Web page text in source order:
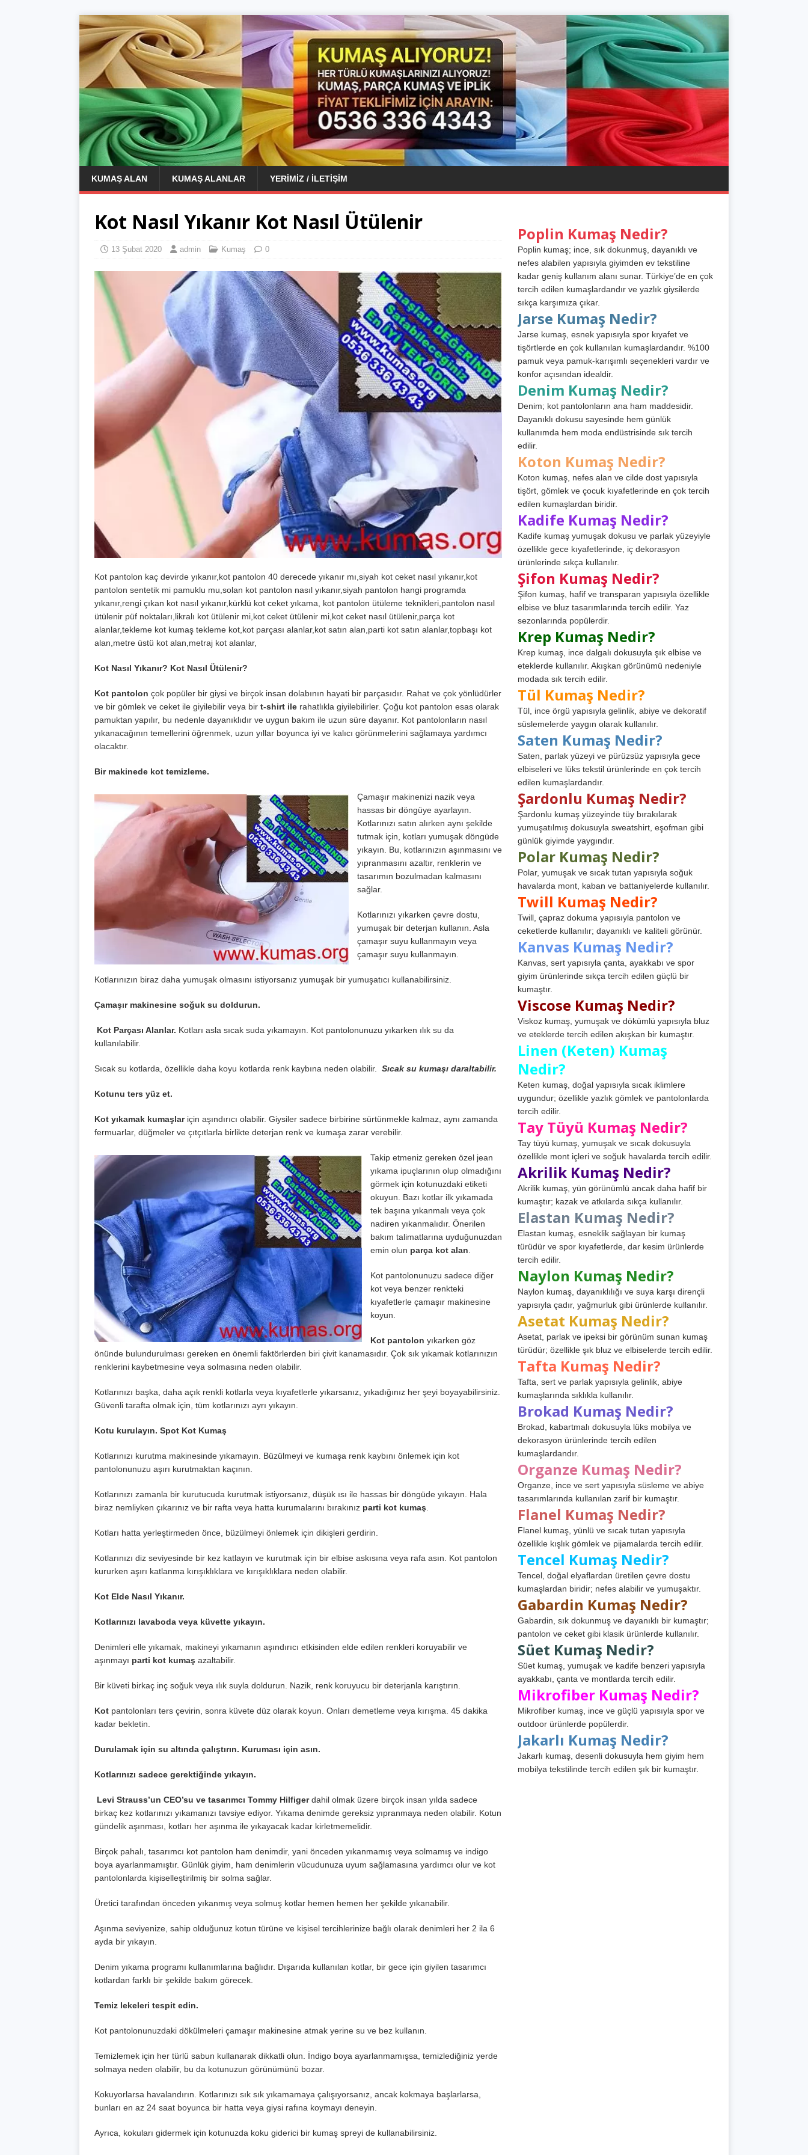
KUMAŞ ALAN KUMAŞ ALANLAR YERIMIZ / İLETIŞIM
Kot Nasıl Yıkanır Kot Nasıl Ütülenir
13 Şubat 2020 admin Kumaş 0
Kot pantolon kaç devirde yıkanır,kot pantolon 40 derecede yıkanır mı,siyah kot ceket nasıl yıkanır,kot
pantolon sentetik mi pamuklu mu,solan kot pantolon nasıl yıkanır,siyah pantolon hangi programda
yıkanır,rengi çıkan kot nasıl yıkanır,kürklü kot ceket yıkama, kot pantolon ütüleme teknikleri,pantolon nasıl
ütülenir püf noktaları,likralı kot ütülenir mi,kot ceket ütülenir mi,kot ceket nasıl ütülenir,parça kot
alanlar,tekleme kot kumaş tekleme kot,kot parçası alanlar,kot satın alan,parti kot satın alanlar,topbaşı kot
alan,metre üstü kot alan,metraj kot alanlar,
Kot Nasıl Yıkanır? Kot Nasıl Ütülenir?
Kot pantolon çok popüler bir giysi ve birçok insan dolabının hayati bir parçasıdır. Rahat ve çok yönlüdürler
ve bir gömlek ve ceket ile giyilebilir veya bir t-shirt ile rahatlıkla giyilebilirler. Çoğu kot pantolon esas olarak
pamuktan yapılır, bu nedenle dayanıklıdır ve uygun bakım ile uzun süre dayanır. Kot pantolonların nasıl
yıkanacağının temellerini öğrenmek, uzun yıllar boyunca iyi ve kalıcı görünmelerini sağlamaya yardımcı
olacaktır.
Bir makinede kot temizleme.
Çamaşır makinenizi nazik veya
hassas bir döngüye ayarlayın.
Kotlarınızı satın alırken aynı şekilde
tutmak için, kotları yumuşak döngüde
yıkayın. Bu, kotlarınızın aşınmasını ve
yıpranmasını azaltır, renklerin ve
tasarımın bozulmadan kalmasını
sağlar.
Kotlarınızı yıkarken çevre dostu,
yumuşak bir deterjan kullanın. Asla
çamaşır suyu kullanmayın veya
çamaşır suyu kullanmayın.
Kotlarınızın biraz daha yumuşak olmasını istiyorsanız yumuşak bir yumuşatıcı kullanabilirsiniz.
Çamaşır makinesine soğuk su doldurun.
Kot Parçası Alanlar. Kotları asla sıcak suda yıkamayın. Kot pantolonunuzu yıkarken ılık su da
kullanılabilir.
Sıcak su kotlarda, özellikle daha koyu kotlarda renk kaybına neden olabilir. Sıcak su kumaşı daraltabilir.
Kotunu ters yüz et.
Kot yıkamak kumaşlariçin aşındırıcı olabilir. Giysiler sadece birbirine sürtünmekle kalmaz, aynı zamanda
fermuarlar, düğmeler ve çıtçıtlarla birlikte deterjan renk ve kumaşa zarar verebilir.
Takip etmeniz gereken özel jean
yıkama ipuçlarının olup olmadığını
görmek için kotunuzdaki etiketi
okuyun. Bazı kotlar ilk yıkamada
tek başına yıkanmalı veya çok
nadiren yıkanmalıdır. Önerilen
bakım talimatlarına uyduğunuzdan
emin olun parça kot alan.
Kot pantolonunuzu sadece diğer
kot veya benzer renkteki
kıyafetlerle çamaşır makinesine
koyun.
Kot pantolon yıkarken göz
önünde bulundurulması gereken en önemli faktörlerden biri çivit kanamasıdır. Çok sık yıkamak kotlarınızın
renklerini kaybetmesine veya solmasına neden olabilir.
Kotlarınızı başka, daha açık renkli kotlarla veya kıyafetlerle yıkarsanız, yıkadığınız her şeyi boyayabilirsiniz.
Güvenli tarafta olmak için, tüm kotlarınızı ayrı yıkayın.
Kotu kurulayın. Spot Kot Kumaş
Kotlarınızı kurutma makinesinde yıkamayın. Büzülmeyi ve kumaşa renk kaybını önlemek için kot
pantolonunuzu aşırı kurutmaktan kaçının.
Kotlarınızı zamanla bir kurutucuda kurutmak istiyorsanız, düşük ısı ile hassas bir döngüde yıkayın. Hala
biraz nemliyken çıkarınız ve bir rafta veya hatta kurumalarını bırakınız parti kot kumaş.
Kotları hatta yerleştirmeden önce, büzülmeyi önlemek için dikişleri gerdirin.
Kotlarınızı diz seviyesinde bir kez katlayın ve kurutmak için bir elbise askısına veya rafa asın. Kot pantolon
kururken aşırı katlanma kırışıklıklara ve kırışıklıklara neden olabilir.
Kot Elde Nasıl Yıkanır.
Kotlarınızı lavaboda veya küvette yıkayın.
Denimleri elle yıkamak, makineyi yıkamanın aşındırıcı etkisinden elde edilen renkleri koruyabilir ve
aşınmayı parti kot kumaş azaltabilir.
Bir küveti birkaç inç soğuk veya ılık suyla doldurun. Nazik, renk koruyucu bir deterjanla karıştırın.
Kot pantolonları ters çevirin, sonra küvete düz olarak koyun. Onları demetleme veya kırışma. 45 dakika
kadar bekletin.
Durulamak için su altında çalıştırın. Kuruması için asın.
Kotlarınızı sadece gerektiğinde yıkayın.
Levi Strauss’un CEO’su ve tasarımcı Tommy Hilfigerdahil olmak üzere birçok insan yılda sadece
birkaç kez kotlarınızı yıkamanızı tavsiye ediyor. Yıkama denimde gereksiz yıpranmaya neden olabilir. Kotun
gündelik aşınması, kotları her aşınma ile yıkayacak kadar kirletmemelidir.
Birçok pahalı, tasarımcı kot pantolon ham denimdir, yani önceden yıkanmamış veya solmamış ve indigo
boya ayarlanmamıştır. Günlük giyim, ham denimlerin vücudunuza uyum sağlamasına yardımcı olur ve kot
pantolonlarda kişiselleştirilmiş bir solma sağlar.
Üretici tarafından önceden yıkanmış veya solmuş kotlar hemen hemen her şekilde yıkanabilir.
Aşınma seviyenize, sahip olduğunuz kotun türüne ve kişisel tercihlerinize bağlı olarak denimleri her 2 ila 6
ayda bir yıkayın.
Denim yıkama programı kullanımlarına bağlıdır. Dışarıda kullanılan kotlar, bir gece için giyilen tasarımcı
kotlardan farklı bir şekilde bakım görecek.
Temiz lekeleri tespit edin.
Kot pantolonunuzdaki dökülmeleri çamaşır makinesine atmak yerine su ve bez kullanın.
Temizlemek için her türlü sabun kullanarak dikkatli olun. İndigo boya ayarlanmamışsa, temizlediğiniz yerde
solmaya neden olabilir, bu da kotunuzun görünümünü bozar.
Kokuyorlarsa havalandırın. Kotlarınızı sık sık yıkamamaya çalışıyorsanız, ancak kokmaya başlarlarsa,
bunları en az 24 saat boyunca bir hatta veya giysi rafına koymayı deneyin.
Ayrıca, kokuları gidermek için kotunuzda koku giderici bir kumaş spreyi de kullanabilirsiniz.
Poplin Kumaş Nedir?
Poplin kumaş; ince, sık dokunmuş, dayanıklı ve
nefes alabilen yapısıyla giyimden ev tekstiline
kadar geniş kullanım alanı sunar. Türkiye’de en çok
tercih edilen kumaşlardandır ve yazlık giysilerde
sıkça karşımıza çıkar.
Jarse Kumaş Nedir?
Jarse kumaş, esnek yapısıyla spor kıyafet ve
tişörtlerde en çok kullanılan kumaşlardandır. %100
pamuk veya pamuk-karışımlı seçenekleri vardır ve
konfor açısından idealdir.
Denim Kumaş Nedir?
Denim; kot pantolonların ana ham maddesidir.
Dayanıklı dokusu sayesinde hem günlük
kullanımda hem moda endüstrisinde sık tercih
edilir.
Koton Kumaş Nedir?
Koton kumaş, nefes alan ve cilde dost yapısıyla
tişört, gömlek ve çocuk kıyafetlerinde en çok tercih
edilen kumaşlardan biridir.
Kadife Kumaş Nedir?
Kadife kumaş yumuşak dokusu ve parlak yüzeyiyle
özellikle gece kıyafetlerinde, iç dekorasyon
ürünlerinde sıkça kullanılır.
Şifon Kumaş Nedir?
Şifon kumaş, hafif ve transparan yapısıyla özellikle
elbise ve bluz tasarımlarında tercih edilir. Yaz
sezonlarında popülerdir.
Krep Kumaş Nedir?
Krep kumaş, ince dalgalı dokusuyla şık elbise ve
eteklerde kullanılır. Akışkan görünümü nedeniyle
modada sık tercih edilir.
Tül Kumaş Nedir?
Tül, ince örgü yapısıyla gelinlik, abiye ve dekoratif
süslemelerde yaygın olarak kullanılır.
Saten Kumaş Nedir?
Saten, parlak yüzeyi ve pürüzsüz yapısıyla gece
elbiseleri ve lüks tekstil ürünlerinde en çok tercih
edilen kumaşlardandır.
Şardonlu Kumaş Nedir?
Şardonlu kumaş yüzeyinde tüy bırakılarak
yumuşatılmış dokusuyla sweatshirt, eşofman gibi
günlük giyimde yaygındır.
Polar Kumaş Nedir?
Polar, yumuşak ve sıcak tutan yapısıyla soğuk
havalarda mont, kaban ve battaniyelerde kullanılır.
Twill Kumaş Nedir?
Twill, çapraz dokuma yapısıyla pantolon ve
ceketlerde kullanılır; dayanıklı ve kaliteli görünür.
Kanvas Kumaş Nedir?
Kanvas, sert yapısıyla çanta, ayakkabı ve spor
giyim ürünlerinde sıkça tercih edilen güçlü bir
kumaştır.
Viscose Kumaş Nedir?
Viskoz kumaş, yumuşak ve dökümlü yapısıyla bluz
ve eteklerde tercih edilen akışkan bir kumaştır.
Linen (Keten) Kumaş
Nedir?
Keten kumaş, doğal yapısıyla sıcak iklimlere
uygundur; özellikle yazlık gömlek ve pantolonlarda
tercih edilir.
Tay Tüyü Kumaş Nedir?
Tay tüyü kumaş, yumuşak ve sıcak dokusuyla
özellikle mont içleri ve soğuk havalarda tercih edilir.
Akrilik Kumaş Nedir?
Akrilik kumaş, yün görünümlü ancak daha hafif bir
kumaştır; kazak ve atkılarda sıkça kullanılır.
Elastan Kumaş Nedir?
Elastan kumaş, esneklik sağlayan bir kumaş
türüdür ve spor kıyafetlerde, dar kesim ürünlerde
tercih edilir.
Naylon Kumaş Nedir?
Naylon kumaş, dayanıklılığı ve suya karşı dirençli
yapısıyla çadır, yağmurluk gibi ürünlerde kullanılır.
Asetat Kumaş Nedir?
Asetat, parlak ve ipeksi bir görünüm sunan kumaş
türüdür; özellikle şık bluz ve elbiselerde tercih edilir.
Tafta Kumaş Nedir?
Tafta, sert ve parlak yapısıyla gelinlik, abiye
kumaşlarında sıklıkla kullanılır.
Brokad Kumaş Nedir?
Brokad, kabartmalı dokusuyla lüks mobilya ve
dekorasyon ürünlerinde tercih edilen
kumaşlardandır.
Organze Kumaş Nedir?
Organze, ince ve sert yapısıyla süsleme ve abiye
tasarımlarında kullanılan zarif bir kumaştır.
Flanel Kumaş Nedir?
Flanel kumaş, yünlü ve sıcak tutan yapısıyla
özellikle kışlık gömlek ve pijamalarda tercih edilir.
Tencel Kumaş Nedir?
Tencel, doğal elyaflardan üretilen çevre dostu
kumaşlardan biridir; nefes alabilir ve yumuşaktır.
Gabardin Kumaş Nedir?
Gabardin, sık dokunmuş ve dayanıklı bir kumaştır;
pantolon ve ceket gibi klasik ürünlerde kullanılır.
Süet Kumaş Nedir?
Süet kumaş, yumuşak ve kadife benzeri yapısıyla
ayakkabı, çanta ve montlarda tercih edilir.
Mikrofiber Kumaş Nedir?
Mikrofiber kumaş, ince ve güçlü yapısıyla spor ve
outdoor ürünlerde popülerdir.
Jakarlı Kumaş Nedir?
Jakarlı kumaş, desenli dokusuyla hem giyim hem
mobilya tekstilinde tercih edilen şık bir kumaştır.